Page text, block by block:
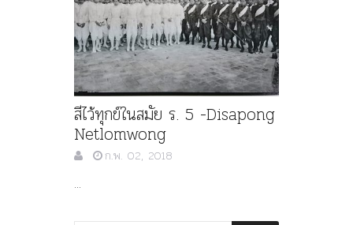
สีไว้ทุกข์ในสมัย ร. 5 -Disapong
Netlomwong
ก.พ. 02, 2018
...